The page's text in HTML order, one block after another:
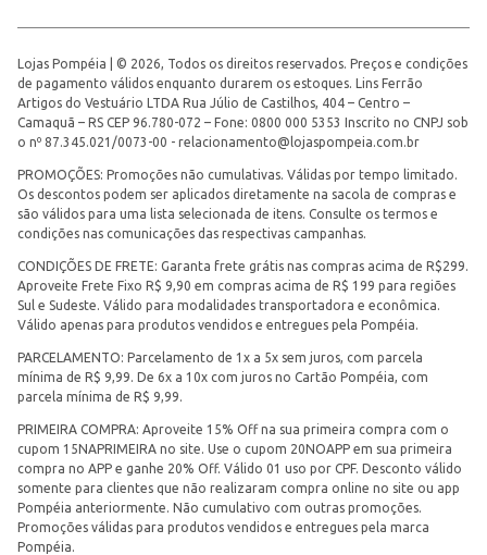
Lojas Pompéia | © 2026, Todos os direitos reservados. Preços e condições
de pagamento válidos enquanto durarem os estoques. Lins Ferrão
Artigos do Vestuário LTDA Rua Júlio de Castilhos, 404 – Centro –
Camaquã – RS CEP 96.780-072 – Fone: 0800 000 5353 Inscrito no CNPJ sob
o nº 87.345.021/0073-00 - relacionamento@lojaspompeia.com.br
PROMOÇÕES: Promoções não cumulativas. Válidas por tempo limitado.
Os descontos podem ser aplicados diretamente na sacola de compras e
são válidos para uma lista selecionada de itens. Consulte os termos e
condições nas comunicações das respectivas campanhas.
CONDIÇÕES DE FRETE: Garanta frete grátis nas compras acima de R$299.
Aproveite Frete Fixo R$ 9,90 em compras acima de R$ 199 para regiões
Sul e Sudeste. Válido para modalidades transportadora e econômica.
Válido apenas para produtos vendidos e entregues pela Pompéia.
PARCELAMENTO: Parcelamento de 1x a 5x sem juros, com parcela
mínima de R$ 9,99. De 6x a 10x com juros no Cartão Pompéia, com
parcela mínima de R$ 9,99.
PRIMEIRA COMPRA: Aproveite 15% Off na sua primeira compra com o
cupom 15NAPRIMEIRA no site. Use o cupom 20NOAPP em sua primeira
compra no APP e ganhe 20% Off. Válido 01 uso por CPF. Desconto válido
somente para clientes que não realizaram compra online no site ou app
Pompéia anteriormente. Não cumulativo com outras promoções.
Promoções válidas para produtos vendidos e entregues pela marca
Pompéia.